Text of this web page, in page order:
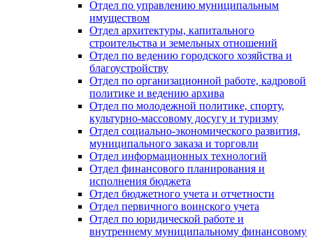
Отдел по управлению муниципальным
имуществом
Отдел архитектуры, капитального
строительства и земельных отношений
Отдел по ведению городского хозяйства и
благоустройству
Отдел по организационной работе, кадровой
политике и ведению архива
Отдел по молодежной политике, спорту,
культурно-массовому досугу и туризму
Отдел социально-экономического развития,
муниципального заказа и торговли
Отдел информационных технологий
Отдел финансового планирования и
исполнения бюджета
Отдел бюджетного учета и отчетности
Отдел первичного воинского учета
Отдел по юридической работе и
внутреннему муниципальному финансовому